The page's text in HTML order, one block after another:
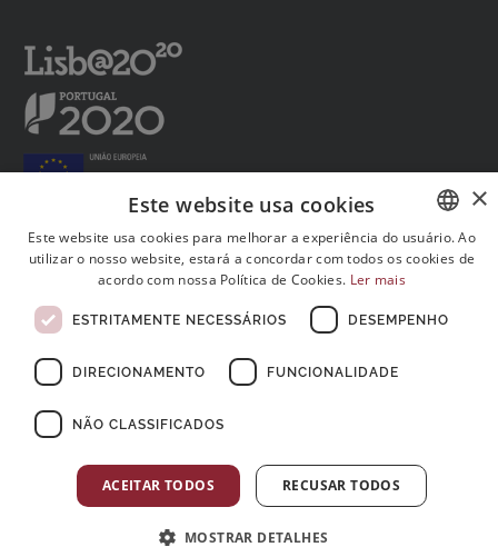
Siga-nos nas redes sociais:
© Copyright 2026 . Todos Os Direitos Reservados
PORTUGUESE
×
Este website usa cookies
Este website usa cookies para melhorar a experiência do usuário. Ao
utilizar o nosso website, estará a concordar com todos os cookies de
acordo com nossa Política de Cookies. Ler mais
ESTRITAMENTE NECESSÁRIOS DESEMPENHO
DIRECIONAMENTO FUNCIONALIDADE
NÃO CLASSIFICADOS
ACEITAR TODOS RECUSAR TODOS
MOSTRAR DETALHES